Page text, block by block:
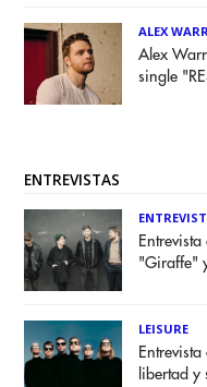
ALEX
Alex
single
ENTREVISTAS
"Giraffe"
LEISURE
libertad y